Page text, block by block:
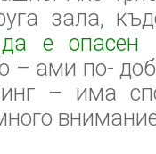
зала,
е опасен
– ами по-
– има